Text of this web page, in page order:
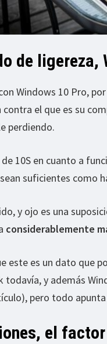
de ligereza,
Windows 10 Pro,
contra el que es su
perdiendo.
10S en cuanto a
suficientes como
y ojo es una
considerablemente
este es un dato que
todavía, y además
pero todo
el